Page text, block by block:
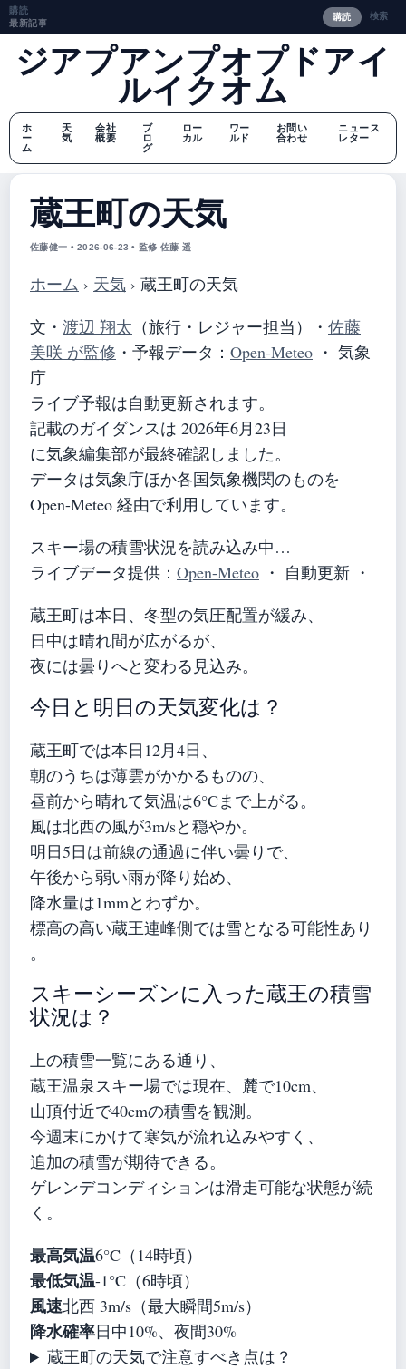
購読
最新記事
購読 検索
ジアプアンプオプドアイ
ルイクオム
ホ
ー
ム
天
気
会社
概要
ブ
ロ
グ
ロー
カル
ワー
ルド
お問い
合わせ
ニュース
レター
蔵王町の天気
佐藤健一 • 2026-06-23 • 監修 佐藤 遥
ホーム › 天気 › 蔵王町の天気
文・ 渡辺 翔太 （旅行・レジャー担当） ・ 佐藤
美咲 が監修 ・ 予報データ： Open-Meteo ・ 気象
庁
ライブ予報は自動更新されます。
記載のガイダンスは 2026年6月23日
に気象編集部が最終確認しました。
データは気象庁ほか各国気象機関のものを
Open-Meteo 経由で利用しています。
スキー場の積雪状況を読み込み中…
ライブデータ提供： Open-Meteo ・ 自動更新 ・
蔵王町は本日、冬型の気圧配置が緩み、
日中は晴れ間が広がるが、
夜には曇りへと変わる見込み。
今日と明日の天気変化は？
蔵王町では本日12月4日、
朝のうちは薄雲がかかるものの、
昼前から晴れて気温は6°Cまで上がる。
風は北西の風が3m/sと穏やか。
明日5日は前線の通過に伴い曇りで、
午後から弱い雨が降り始め、
降水量は1mmとわずか。
標高の高い蔵王連峰側では雪となる可能性あり
。
スキーシーズンに入った蔵王の積雪
状況は？
上の積雪一覧にある通り、
蔵王温泉スキー場では現在、麓で10cm、
山頂付近で40cmの積雪を観測。
今週末にかけて寒気が流れ込みやすく、
追加の積雪が期待できる。
ゲレンデコンディションは滑走可能な状態が続
く。
最高気温6°C（14時頃）
最低気温-1°C（6時頃）
風速北西 3m/s（最大瞬間5m/s）
降水確率日中10%、夜間30%
蔵王町の天気で注意すべき点は？